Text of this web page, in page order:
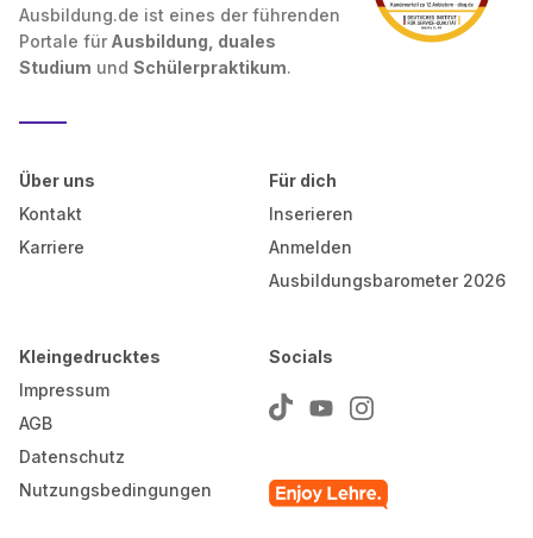
Ausbildung.de ist eines der führenden
Portale für Ausbildung, duales
Studium und Schülerpraktikum.
Über uns
Kontakt
Karriere
Für dich
Inserieren
Anmelden
Ausbildungsbarometer 2026
Kleingedrucktes
Impressum
AGB
Datenschutz
Nutzungsbedingungen
Socials